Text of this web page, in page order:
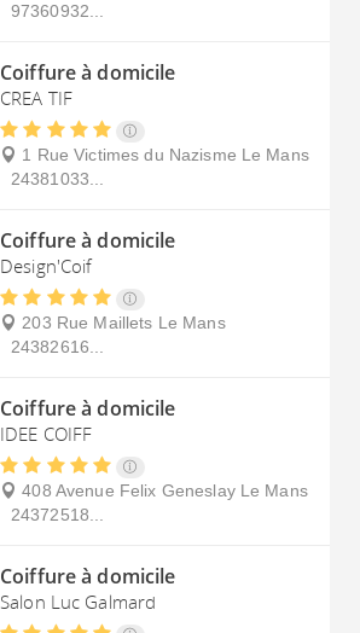
97360932...
Coiffure à domicile
CREA TIF
1 Rue Victimes du Nazisme Le Mans
24381033...
Coiffure à domicile
Design'Coif
203 Rue Maillets Le Mans
24382616...
Coiffure à domicile
IDEE COIFF
408 Avenue Felix Geneslay Le Mans
24372518...
Coiffure à domicile
Salon Luc Galmard